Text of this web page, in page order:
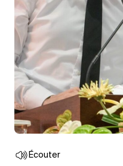
Écouter